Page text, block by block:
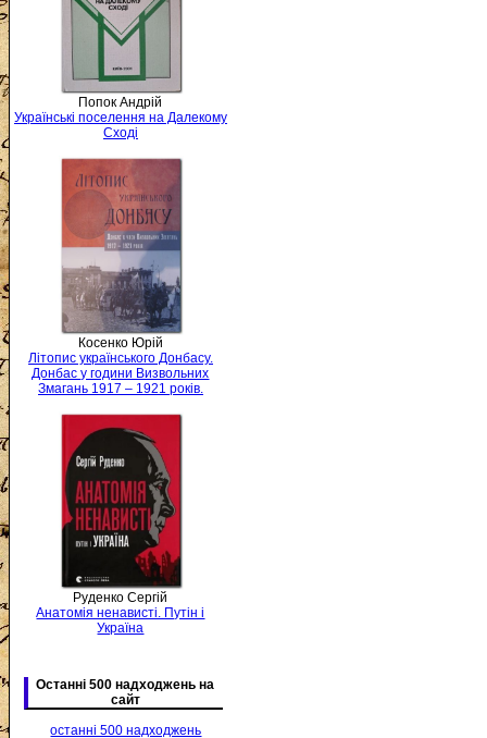
Попок Андрій
Українські поселення на Далекому
Сході
Косенко Юрій
Літопис українського Донбасу.
Донбас у години Визвольних
Змагань 1917 – 1921 років.
Руденко Сергій
Анатомія ненависті. Путін і
Україна
Останні 500 надходжень на
сайт
останні 500 надходжень